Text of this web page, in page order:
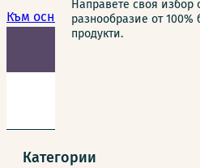
Към основното съдържание
Направете своя избор
разнообразие от 100%
продукти.
Категории